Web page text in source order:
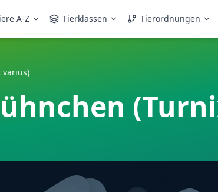
A-Z Tierklassen Tierordnungen
varius)